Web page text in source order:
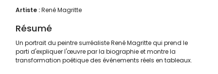
Artiste :René Magritte
Résumé
Un portrait du peintre surréaliste René Magritte qui prend le
parti d'expliquer l'œuvre par la biographie et montre la
transformation poétique des événements réels en tableaux.